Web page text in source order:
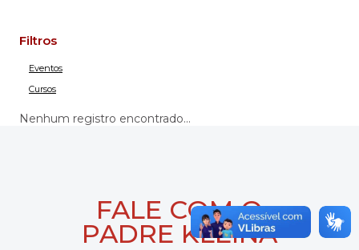
Filtros
Eventos
Cursos
Nenhum registro encontrado...
FALE COM O
PADRE KLEINA